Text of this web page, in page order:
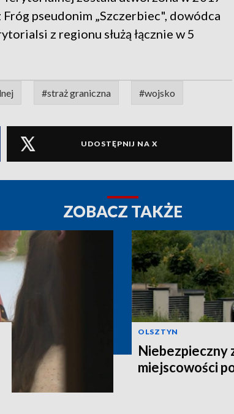
pseudonim „Szczerbiec", dowódca
z regionu służą łącznie w 5
#straż graniczna #wojsko
UDOSTĘPNIJ NA X
ZOBACZ TAKŻE
OLSZTYN
Niebezpieczny
miejscowości